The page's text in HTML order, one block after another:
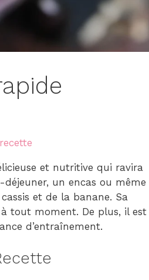
et nutritive qui ravira
un encas ou même
et de la banane. Sa
tout moment. De plus, il est
d’entraînement.